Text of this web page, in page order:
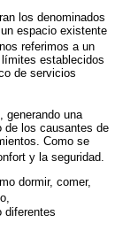
los denominados
espacio existente
referimos a un
establecidos
de servicios
generando una
de los causantes de
Como se
y la seguridad.
dormir, comer,
diferentes